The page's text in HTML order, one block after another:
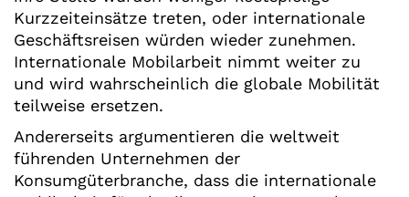
Kurzzeiteinsätze treten, oder internationale
Geschäftsreisen würden wieder zunehmen.
Internationale Mobilarbeit nimmt weiter zu
und wird wahrscheinlich die globale Mobilität
teilweise ersetzen.
Andererseits argumentieren die weltweit
führenden Unternehmen der
Konsumgüterbranche, dass die internationale